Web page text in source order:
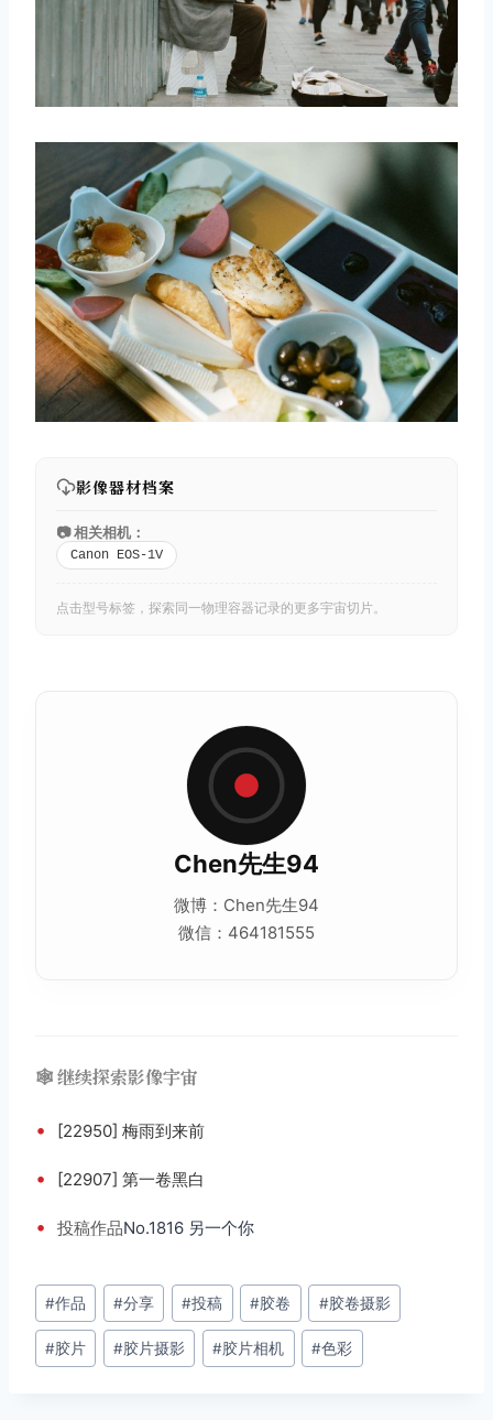
影像器材档案
📷 相关相机：
Canon EOS-1V
点击型号标签，探索同一物理容器记录的更多宇宙切片。
Chen先生94
微博：Chen先生94
微信：464181555
🕸️ 继续探索影像宇宙
• [22950] 梅雨到来前
• [22907] 第一卷黑白
• 投稿作品No.1816 另一个你
文
章
标
#作品 #分享 #投稿 #胶卷 #胶卷摄影
#胶片 #胶片摄影 #胶片相机 #色彩